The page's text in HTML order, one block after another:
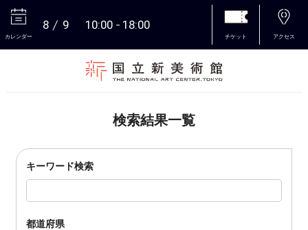
カレンダー
8 9 10:00 18:00
チケット アクセス
検索結果一覧
キーワード検索
都道府県